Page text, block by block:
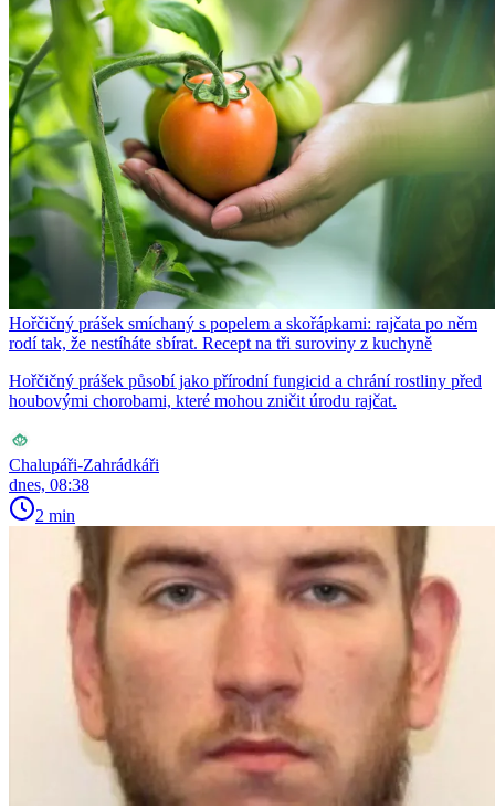
Hořčičný prášek smíchaný s popelem a skořápkami: rajčata po něm
rodí tak, že nestíháte sbírat. Recept na tři suroviny z kuchyně
Hořčičný prášek působí jako přírodní fungicid a chrání rostliny před
houbovými chorobami, které mohou zničit úrodu rajčat.
Chalupáři-Zahrádkáři
dnes, 08:38
2 min